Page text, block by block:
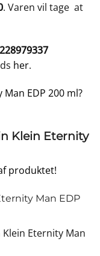
. Varen vil tage at
her.
EDP 200 ml?
Klein Eternity
produktet!
Man EDP
Eternity Man